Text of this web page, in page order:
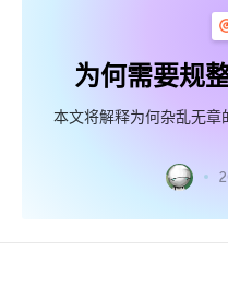
为何需要规
本文将解释为何杂乱无章